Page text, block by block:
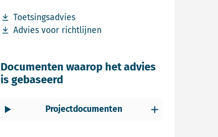
Toetsingsadvies
Download bestand Toetsingsadvies
Advies voor richtlijnen
Download bestand Advies voor richtlijnen
Documenten waarop het advies
is gebaseerd
Projectdocumenten